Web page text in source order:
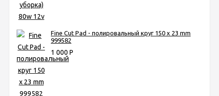
Fine Cut Pad - полировальный круг 150 x 23 mm
999582
1 000 Р